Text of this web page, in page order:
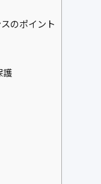
のポイント
護